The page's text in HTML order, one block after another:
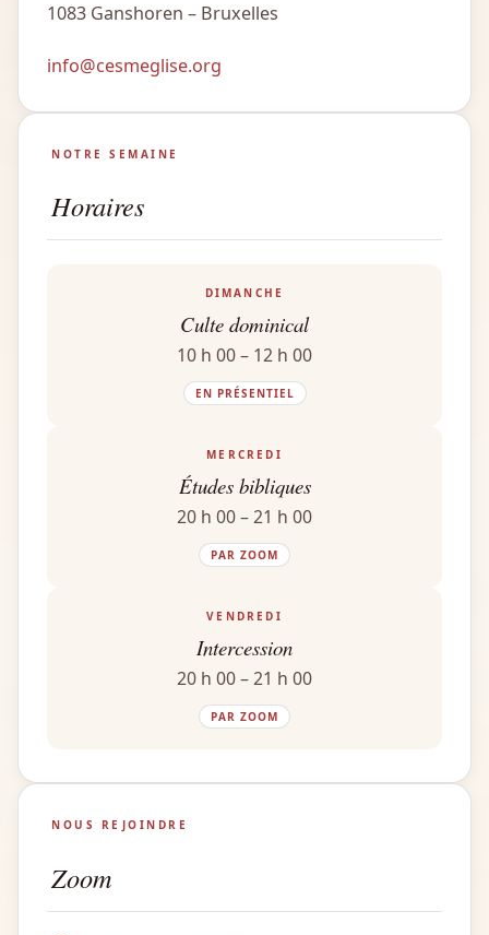
1083 Ganshoren – Bruxelles
info@cesmeglise.org
NOTRE SEMAINE
Horaires
DIMANCHE
Culte dominical
10 h 00 – 12 h 00
EN PRÉSENTIEL
MERCREDI
Études bibliques
20 h 00 – 21 h 00
PAR ZOOM
VENDREDI
Intercession
20 h 00 – 21 h 00
PAR ZOOM
NOUS REJOINDRE
Zoom